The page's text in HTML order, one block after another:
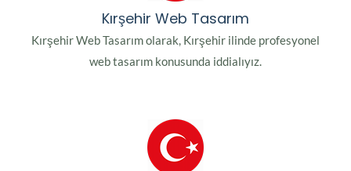
Kırşehir Web Tasarım
Kırşehir Web Tasarım olarak, Kırşehir ilinde profesyonel
web tasarım konusunda iddialıyız.